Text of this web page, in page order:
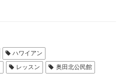
ハワイアン
レッスン
奥田北公民館